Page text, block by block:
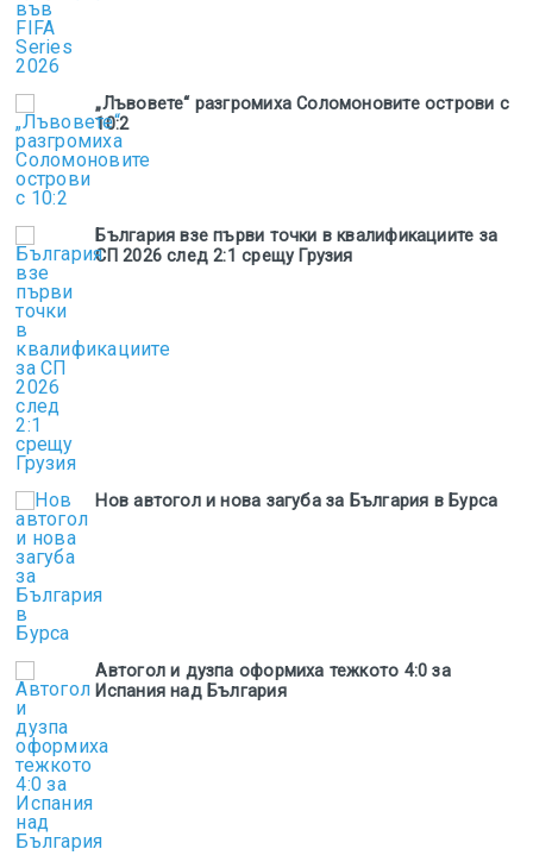
„Лъвовете“ разгромиха Соломоновите острови с
10:2
България взе първи точки в квалификациите за
СП 2026 след 2:1 срещу Грузия
Нов автогол и нова загуба за България в Бурса
Автогол и дузпа оформиха тежкото 4:0 за
Испания над България